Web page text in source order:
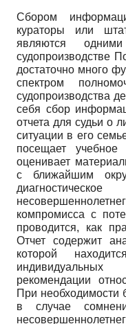
Сбором
кураторы или
являются
судопроизводстве
достаточно много
спектром
судопроизводства
себя сбор
отчета для судьи о
ситуации в его
посещает учебное
оценивает
с ближайшим
компромисса с
проводится, как
Отчет содержит
которой
рекомендации
При необходимости
в случае